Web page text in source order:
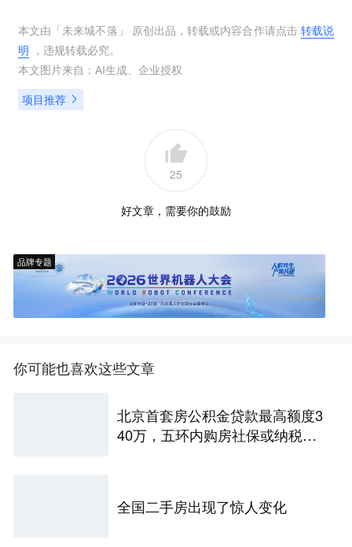
本文由「未来城不落 」 原创出品，转载或内容合作请点击 转载说
明 ，违规转载必究。
本文图片来自： AI生成、 企业授权
项目推荐
25
好文章，需要你的鼓励
品牌专题
你可能也喜欢这些文章
北京首套房公积金贷款最高额度3
40万，五环内购房社保或纳税满
全国二手房出现了惊人变化